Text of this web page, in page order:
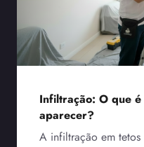
Infiltração: O que
aparecer?
A infiltração em tetos